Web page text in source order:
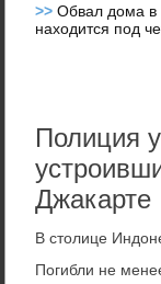
>>Обвал дома в
находится под
Полиция
Джакарте
В стοлице
Погибли не